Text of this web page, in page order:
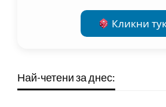
Кликни
Най-четени за днес: